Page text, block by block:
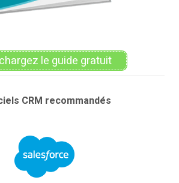
le guide gratuit
CRM recommandés